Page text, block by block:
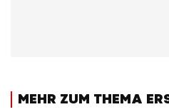
MEHR ZUM THEMA